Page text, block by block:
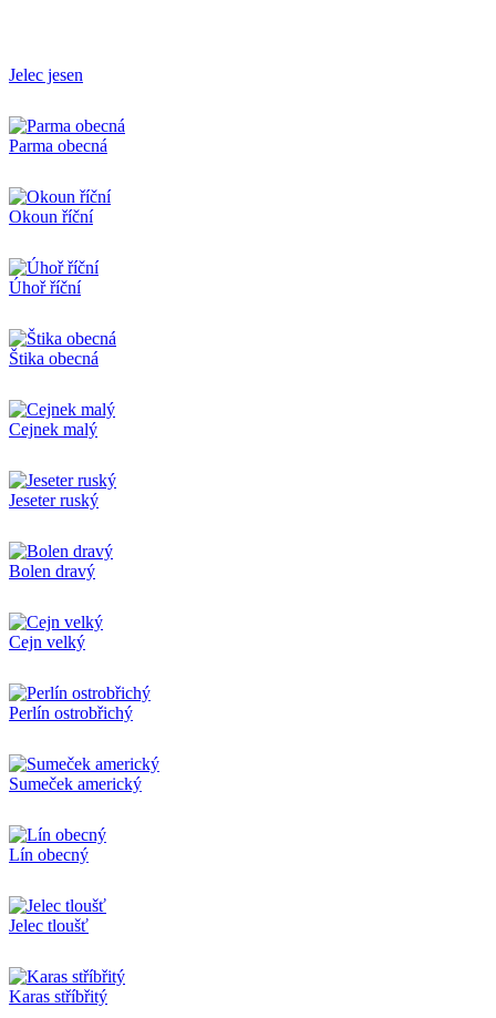
Jelec jesen
Parma obecná
Okoun říční
Úhoř říční
Štika obecná
Cejnek malý
Jeseter ruský
Bolen dravý
Cejn velký
Perlín ostrobřichý
Sumeček americký
Lín obecný
Jelec tloušť
Karas stříbřitý